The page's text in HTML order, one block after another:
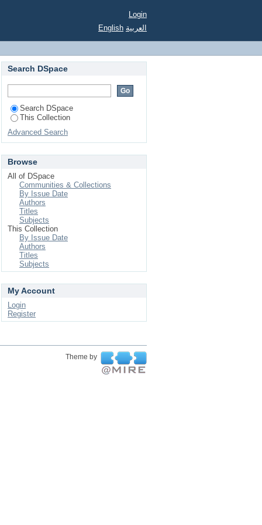
Login
English العربية
Search DSpace
Search DSpace
This Collection
Advanced Search
Browse
All of DSpace
Communities & Collections
By Issue Date
Authors
Titles
Subjects
This Collection
By Issue Date
Authors
Titles
Subjects
My Account
Login
Register
Theme by